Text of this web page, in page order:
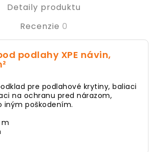
Detaily produktu
Recenzie 0
podlahy XPE návin,
pre podlahové krytiny, baliaci
na ochranu pred nárazom,
iným poškodením.
m